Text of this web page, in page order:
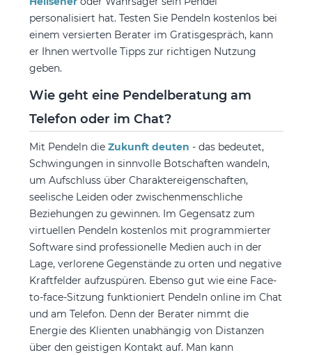
personalisiert hat. Testen Sie Pendeln kostenlos bei
einem versierten Berater im Gratisgespräch, kann
er Ihnen wertvolle Tipps zur richtigen Nutzung
geben.
Wie geht eine Pendelberatung am
Telefon oder im Chat?
Mit Pendeln die Zukunft deuten - das bedeutet,
Schwingungen in sinnvolle Botschaften wandeln,
um Aufschluss über Charaktereigenschaften,
seelische Leiden oder zwischenmenschliche
Beziehungen zu gewinnen. Im Gegensatz zum
virtuellen Pendeln kostenlos mit programmierter
Software sind professionelle Medien auch in der
Lage, verlorene Gegenstände zu orten und negative
Kraftfelder aufzuspüren. Ebenso gut wie eine Face-
to-face-Sitzung funktioniert Pendeln online im Chat
und am Telefon. Denn der Berater nimmt die
Energie des Klienten unabhängig von Distanzen
über den geistigen Kontakt auf. Man kann